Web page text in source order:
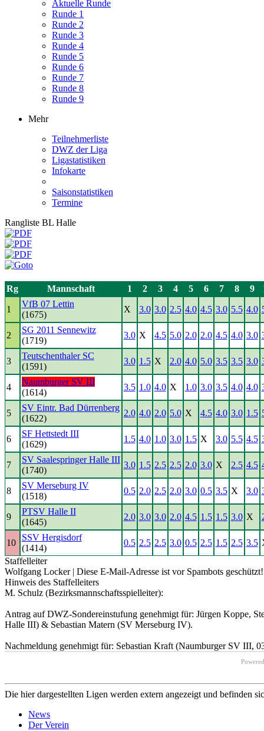
Aktuelle Runde
Runde 1
Runde 2
Runde 3
Runde 4
Runde 5
Runde 6
Runde 7
Runde 8
Runde 9
Mehr
Teilnehmerliste
DWZ der Liga
Ligastatistiken
Infokarte
Saisonstatistiken
Termine
Rangliste BL Halle
Rg Mannschaft 1 2 3 4 5 6 7 8 9
1
VfB 07 Lettin
(1675)
X 3.0 3.0 2.5 4.0 4.5 3.0 5.5 4.0
2
SG 2011 Sennewitz
(1719)
3.0 X 4.5 5.0 2.0 2.0 4.5 4.0 3.0
3
Teutschenthaler SC
(1591)
3.0 1.5 X 2.0 4.0 5.0 3.5 3.5 3.0
4
Naumburger SV III
(1614)
3.5 1.0 4.0 X 1.0 3.0 3.5 4.0 4.0
5
SV Eintr. Bad Dürrenberg
(1622)
2.0 4.0 2.0 5.0 X 4.5 4.0 3.0 1.5
6
SF Hettstedt III
(1629)
1.5 4.0 1.0 3.0 1.5 X 3.0 5.5 4.5
7
SV Saalespringer Halle III
(1740)
3.0 1.5 2.5 2.5 2.0 3.0 X 2.5 4.5
8
SV Merseburg IV
(1518)
0.5 2.0 2.5 2.0 3.0 0.5 3.5 X 3.0
9
PTSV Halle II
(1645)
2.0 3.0 3.0 2.0 4.5 1.5 1.5 3.0 X
10
SSV Hergisdorf
(1414)
0.5 2.5 2.5 3.0 0.5 2.5 1.5 2.5 3.5
Staffelleiter
Wolfgang Locker | Diese E-Mail-Adresse ist vor Spambots
Hinweis des Staffelleiters
M. Schulz (Bezirksmannschaftsspielleiter):
Antrag auf DWZ-Sondereinstufung genehmigt für: Jürgen Koppe,
Halle III) & Sebastian Matern (SV Merseburg IV).
Nachmeldung genehmigt für: Sebastian Kraft (Naumburger SV III,
Die hier dargestellten Ligen werden extern angezeigt und befinden
News
Der Verein